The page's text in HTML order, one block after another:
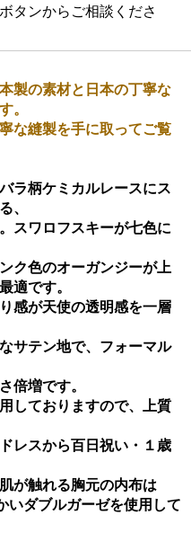
タンからご相談くださ
製の素材と日本の丁寧な
。
な縫製を手に取ってご覧
ラ柄ケミカルレースにス
、
スワロフスキーが七色に
ク色のオーガンジーが上
適です。
感が天使の透明感を一層
サテン地で、フォーマル
倍増です。
しておりますので、上質
レスから百日祝い・１歳
が触れる胸元の内布は
いダブルガーゼを使用して